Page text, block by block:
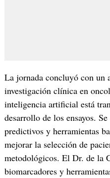
La jornada concluyó con un
investigación clínica en
inteligencia artificial está
desarrollo de los ensayos.
predictivos y herramientas
mejorar la selección de
metodológicos. El Dr. de la
biomarcadores y